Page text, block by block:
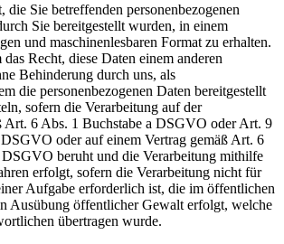
die Sie betreffenden personenbezogenen
Sie bereitgestellt wurden, in einem
und maschinenlesbaren Format zu erhalten.
das Recht, diese Daten einem anderen
Behinderung durch uns, als
die personenbezogenen Daten bereitgestellt
sofern die Verarbeitung auf der
6 Abs. 1 Buchstabe a DSGVO oder Art. 9
oder auf einem Vertrag gemäß Art. 6
beruht und die Verarbeitung mithilfe
erfolgt, sofern die Verarbeitung nicht für
Aufgabe erforderlich ist, die im öffentlichen
Ausübung öffentlicher Gewalt erfolgt, welche
übertragen wurde.